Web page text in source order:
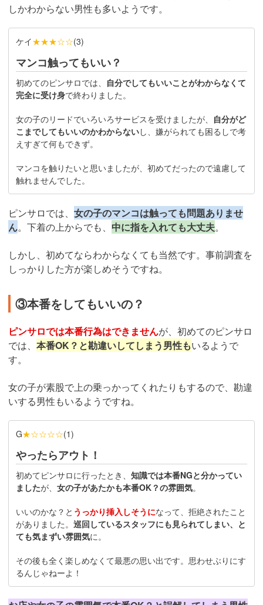
しかわからない男性も多いようです。
ケイ★★★☆☆(3)
マンコ触ってもいい？
初めてのピンサロでは、 自分でしてもいいことがわからなくて
完全に受け身で終わりました。
女の子のリードでいろいろサービスを受けましたが、 自分がど
こまでしてもいいのかわからないし、嫌がられても困るしで考
えすぎて何もできず。
マンコを触りたいと思いましたが、初めてだったので遠慮して
触れませんでした。
ピンサロでは、 女の子のマンコは触っても問題ありませ
ん。下着の上からでも、 中に指を入れても大丈夫。
しかし、初めてならわからなくても当然です。事前調査を
しっかりした方が楽しめそうですね。
③本番をしてもいいの？
ピンサロでは本番行為はできませんが、初めてのピンサロ
では、 本番OK？と勘違いしてしまう男性もいるようで
す。
女の子が素股で上の乗っかってくれたりもするので、勘違
いする男性もいるようですね。
G★☆☆☆☆(1)
やったらアウト！
初めてピンサロに行ったとき、 知識では本番NGと分かってい
ましたが、 女の子があたかも本番OK？の雰囲気。
いいのかな？と うっかり挿入しそうになって、拒絶されたこと
がありました。 巡回しているスタッフにも見られてしまい、と
ても気まずい雰囲気に。
その後も全く楽しめなくて最悪の思い出です。思わせぶりにす
るんじゃねーよ！